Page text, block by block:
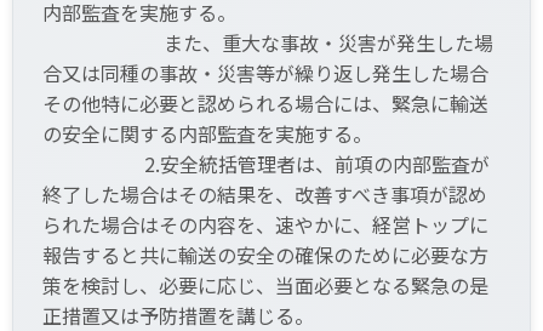
内部監査を実施する。
また、重大な事故・災害が発生した場
合又は同種の事故・災害等が繰り返し発生した場合
その他特に必要と認められる場合には、緊急に輸送
の安全に関する内部監査を実施する。
2.安全統括管理者は、前項の内部監査が
終了した場合はその結果を、改善すべき事項が認め
られた場合はその内容を、速やかに、経営トップに
報告すると共に輸送の安全の確保のために必要な方
策を検討し、必要に応じ、当面必要となる緊急の是
正措置又は予防措置を講じる。